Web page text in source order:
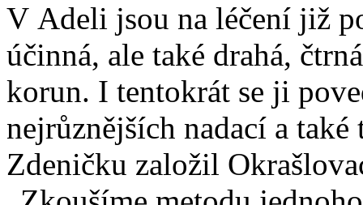
V Adeli jsou na léčení již
účinná, ale také drahá,
korun. I tentokrát se ji
nejrůznějších nadací a
Zdeničku založil